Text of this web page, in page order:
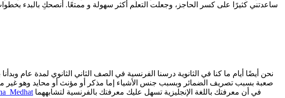
نحن أيضًا أيام ما كنا في الثانوية درسنا الفرنسية في الصف الثاني الثانوي لمدة عام
صعبة بسبب تصريف الضمائر وبسبب جنس الأشياء إما مذكر أو مؤنث أو محايد وهو غير